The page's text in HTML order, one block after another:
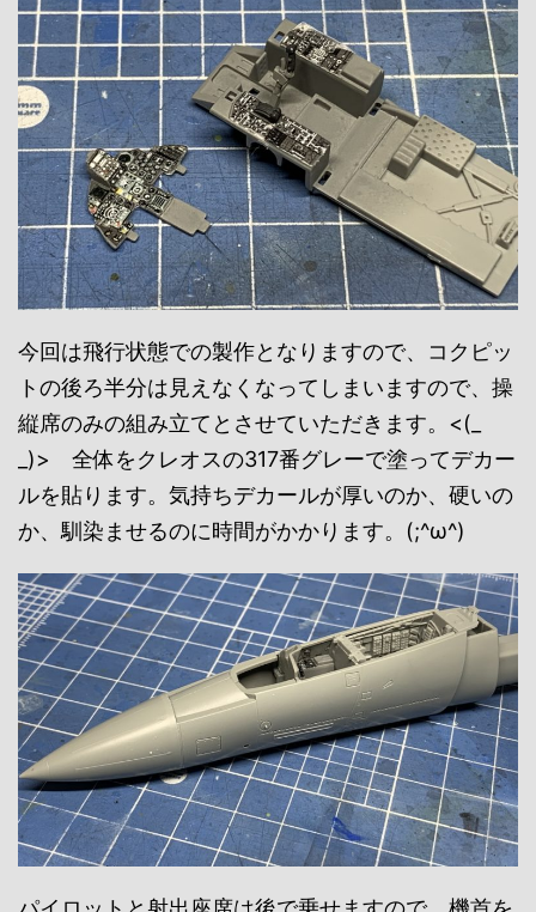
今回は飛行状態での製作となりますので、コクピッ
トの後ろ半分は見えなくなってしまいますので、操
縦席のみの組み立てとさせていただきます。<(_
_)> 全体をクレオスの317番グレーで塗ってデカー
ルを貼ります。気持ちデカールが厚いのか、硬いの
か、馴染ませるのに時間がかかります。(;^ω^)